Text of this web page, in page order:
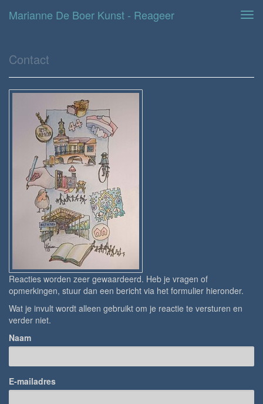
Marianne De Boer Kunst - Reageer
Contact
Reacties worden zeer gewaardeerd. Heb je vragen of
opmerkingen, stuur dan een bericht via het formulier hieronder.
Wat je invult wordt alleen gebruikt om je reactie te versturen en
verder niet.
Naam
E-mailadres